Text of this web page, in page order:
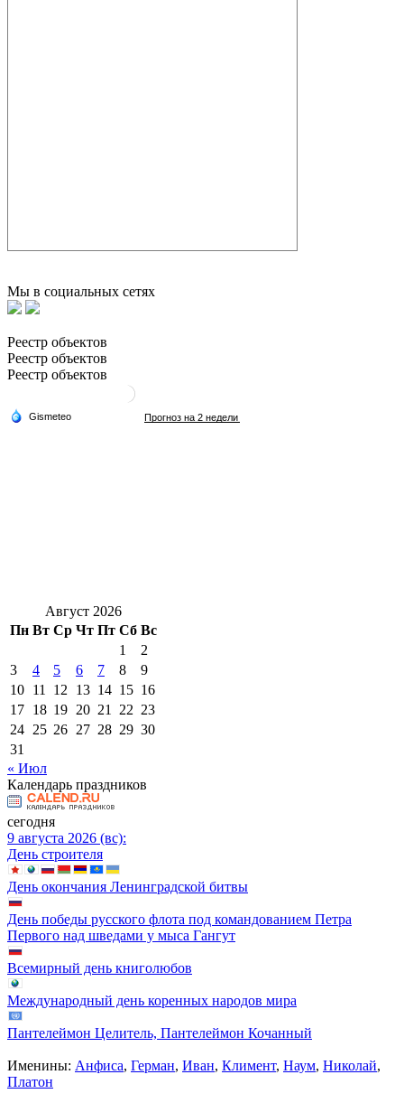
Мы в социальных сетях
Реестр объектов
Реестр объектов
Реестр объектов
Август 2026
Пн Вт Ср Чт Пт Сб Вс
1
2
3
4 5 6 7 8
9
10 11 12 13 14 15 16
17 18 19 20 21 22 23
24 25 26 27 28 29 30
31
« Июл
Календарь праздников
сегодня
9 августа 2026 (вс):
День строителя
День окончания Ленинградской битвы
День победы русского флота под командованием Петра
Первого над шведами у мыса Гангут
Всемирный день книголюбов
Международный день коренных народов мира
Пантелеймон Целитель, Пантелеймон Кочанный
Именины: Анфиса, Герман, Иван, Климент, Наум, Николай,
Платон